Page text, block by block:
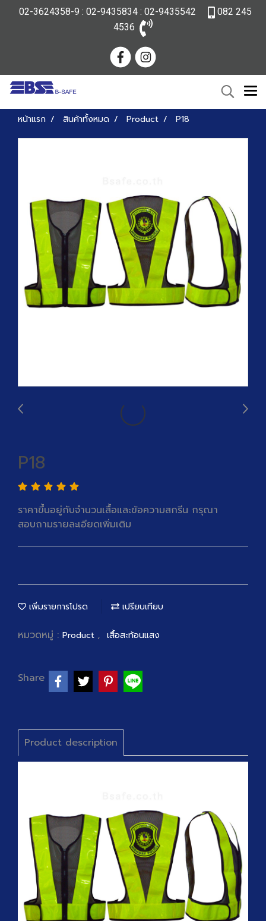
02-3624358-9 : 02-9435834 : 02-9435542
082 245
4536
หน้าแรก สินค้าทั้งหมด Product P18
P18
ราคาขึ้นอยู่กับจำนวนเสื้อและข้อความสกรีน กรุณา
สอบถามรายละเอียดเพิ่มเติม
เพิ่มรายการโปรด เปรียบเทียบ
หมวดหมู่ : Product , เสื้อสะท้อนแสง
Share
Product description